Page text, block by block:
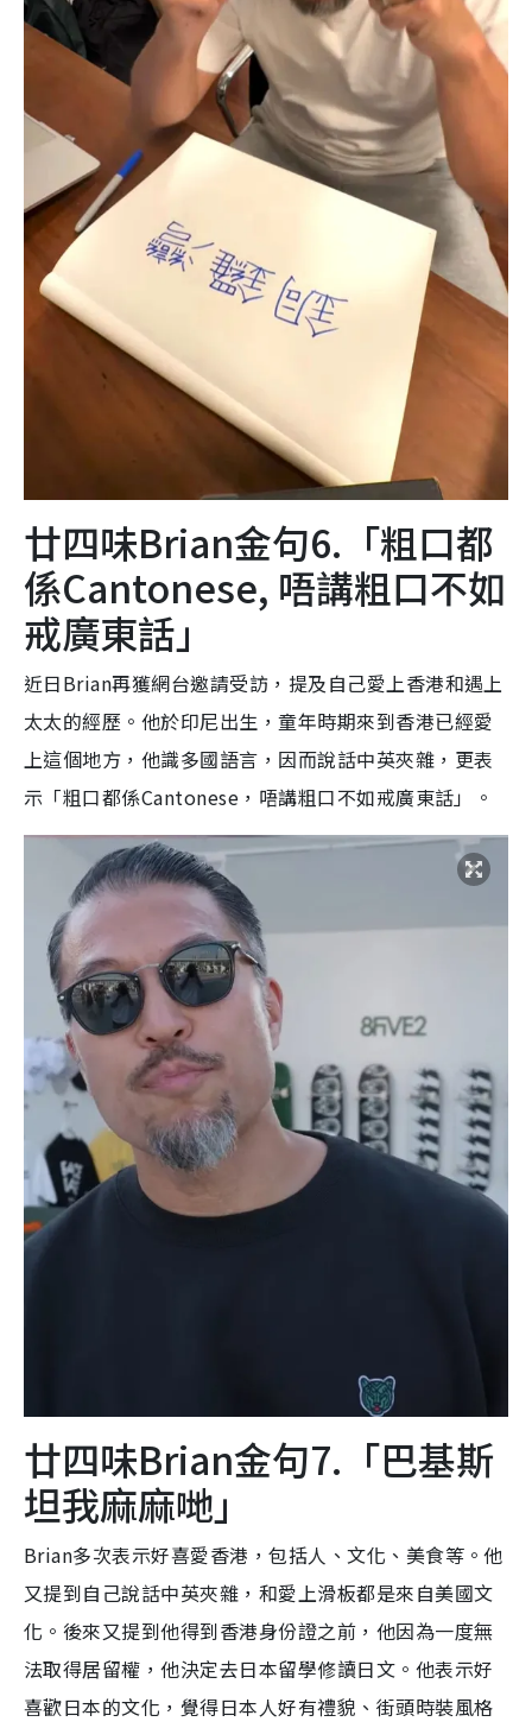
廿四味Brian金句6.「粗口都
係Cantonese, 唔講粗口不如
戒廣東話」
近日Brian再獲網台邀請受訪，提及自己愛上香港和遇上
太太的經歷。他於印尼出生，童年時期來到香港已經愛
上這個地方，他識多國語言，因而說話中英夾雜，更表
示「粗口都係Cantonese，唔講粗口不如戒廣東話」。
廿四味Brian金句7.「巴基斯
坦我麻麻哋」
Brian多次表示好喜愛香港，包括人、文化、美食等。他
又提到自己說話中英夾雜，和愛上滑板都是來自美國文
化。後來又提到他得到香港身份證之前，他因為一度無
法取得居留權，他決定去日本留學修讀日文。他表示好
喜歡日本的文化，覺得日本人好有禮貌、街頭時裝風格